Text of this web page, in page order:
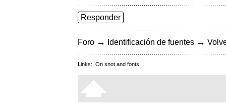
Responder
Foro → Identificación de fuentes →
Links: On snot and fonts